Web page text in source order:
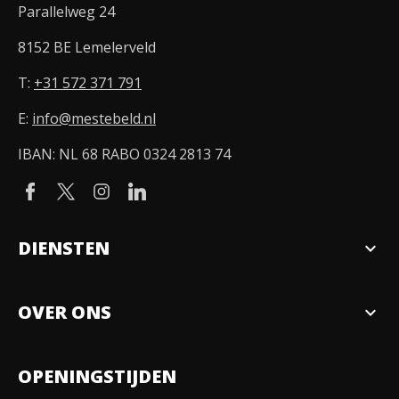
Parallelweg 24
8152 BE Lemelerveld
T: +31 572 371 791
E: info@mestebeld.nl
IBAN: NL 68 RABO 0324 2813 74
DIENSTEN expand_more
OVER ONS expand_more
Organisatie
OPENINGSTIJDEN